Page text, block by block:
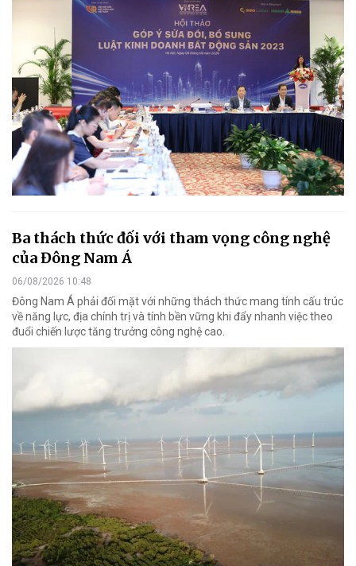
Ba thách thức đối với tham vọng công nghệ
của Đông Nam Á
06/08/2026 10:48
Đông Nam Á phải đối mặt với những thách thức mang tính cấu trúc
về năng lực, địa chính trị và tính bền vững khi đẩy nhanh việc theo
đuổi chiến lược tăng trưởng công nghệ cao.